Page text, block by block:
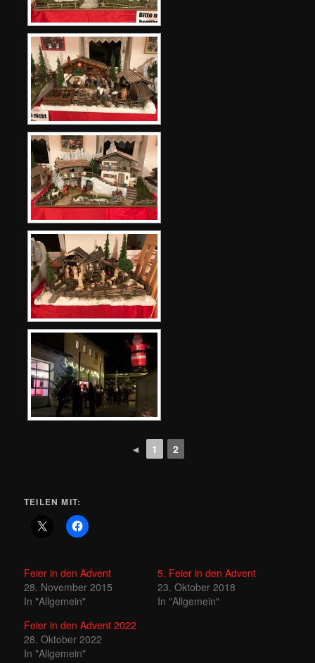
◄ 1 2
TEILEN MIT:
Feier in den Advent
28. November 2015
In "Allgemein"
5. Feier in den Advent
23. Oktober 2018
In "Allgemein"
Feier in den Advent 2022
28. Oktober 2022
In "Allgemein"